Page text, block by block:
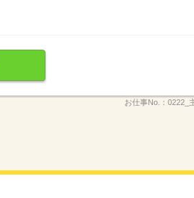
お仕事No.： 0222_